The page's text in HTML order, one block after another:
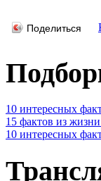
Поделиться
10 интересных
15 фактов из
10 интересных